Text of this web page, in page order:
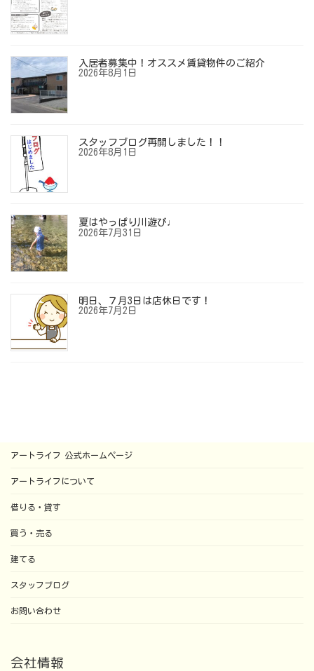
入居者募集中！オススメ賃貸物件のご紹介
2026年8月1日
スタッフブログ再開しました！！
2026年8月1日
夏はやっぱり川遊び♩
2026年7月31日
明日、７月3日は店休日です！
2026年7月2日
アートライフ 公式ホームページ
アートライフについて
借りる・貸す
買う・売る
建てる
スタッフブログ
お問い合わせ
会社情報